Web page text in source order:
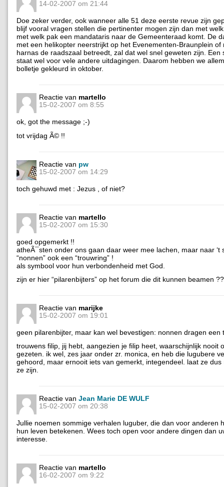
14-02-2007 om 21:44
Doe zeker verder, ook wanneer alle 51 deze eerste revue zijn
blijf vooral vragen stellen die pertinenter mogen zijn dan met
met welk pak een mandataris naar de Gemeenteraad komt. De
met een helikopter neerstrijkt op het Evenementen-Braunplein of
harnas de raadszaal betreedt, zal dat wel snel geweten zijn. Een
staat wel voor vele andere uitdagingen. Daarom hebben we
bolletje gekleurd in oktober.
Reactie van martello
15-02-2007 om 8:55
ok, got the message ;-)
tot vrijdag Ã© !!
Reactie van pw
15-02-2007 om 14:29
toch gehuwd met : Jezus , of niet?
Reactie van martello
15-02-2007 om 15:30
goed opgemerkt !!
atheÃ¯sten onder ons gaan daar weer mee lachen, maar naar ‘t
“nonnen” ook een “trouwring” !
als symbool voor hun verbondenheid met God.
zijn er hier “pilarenbijters” op het forum die dit kunnen beamen
Reactie van marijke
15-02-2007 om 19:01
geen pilarenbijter, maar kan wel bevestigen: nonnen dragen een
trouwens filip, jij hebt, aangezien je filip heet, waarschijnlijk nooit
gezeten. ik wel, zes jaar onder zr. monica, en heb die lugubere
gehoord, maar ernooit iets van gemerkt, integendeel. laat ze dus
ze zijn.
Reactie van Jean Marie DE WULF
15-02-2007 om 20:38
Jullie noemen sommige verhalen luguber, die dan voor anderen
hun leven betekenen. Wees toch open voor andere dingen dan
interesse.
Reactie van martello
16-02-2007 om 9:22